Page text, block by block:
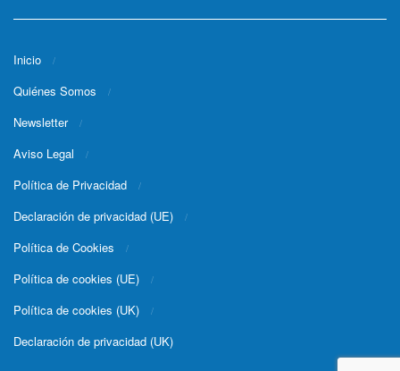
Inicio
Quiénes Somos
Newsletter
Aviso Legal
Política de Privacidad
Declaración de privacidad (UE)
Política de Cookies
Política de cookies (UE)
Política de cookies (UK)
Declaración de privacidad (UK)